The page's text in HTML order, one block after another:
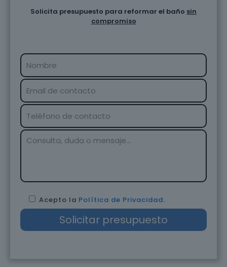
Solicita presupuesto para reformar el baño sin
compromiso
Acepto la Política de Privacidad.